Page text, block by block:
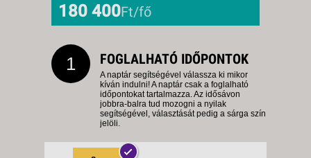
180 400Ft/fő
1 FOGLALHATÓ IDŐPONTOK
A naptár segítségével válassza ki mikor
kíván indulni! A naptár csak a foglalható
időpontokat tartalmazza. Az idősávon
jobbra-balra tud mozogni a nyilak
segítségével, választását pedig a sárga szín
jelöli.